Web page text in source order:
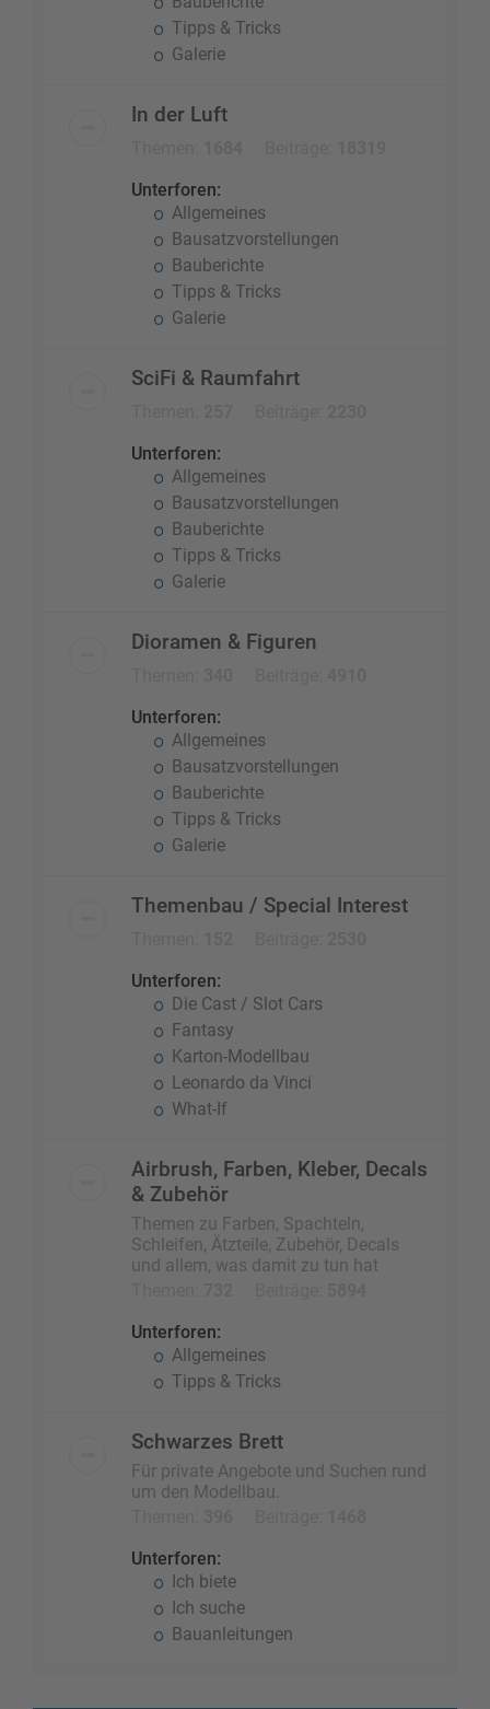
Tipps & Tricks
Galerie
In der Luft
Unterforen:
Allgemeines
Bausatzvorstellungen
Bauberichte
Tipps & Tricks
Galerie
SciFi & Raumfahrt
Unterforen:
Allgemeines
Bausatzvorstellungen
Bauberichte
Tipps & Tricks
Galerie
Dioramen & Figuren
Unterforen:
Allgemeines
Bausatzvorstellungen
Bauberichte
Tipps & Tricks
Galerie
Themenbau / Special Interest
Unterforen:
Die Cast / Slot Cars
Fantasy
Karton-Modellbau
Leonardo da Vinci
What-If
Airbrush, Farben, Kleber, Decals
& Zubehör
Themen zu Farben, Spachteln,
Schleifen, Ätzteile, Zubehör, Decals
und allem, was damit zu tun hat
Unterforen:
Allgemeines
Tipps & Tricks
Schwarzes Brett
Für private Angebote und Suchen rund
um den Modellbau.
Unterforen:
Ich biete
Ich suche
Bauanleitungen